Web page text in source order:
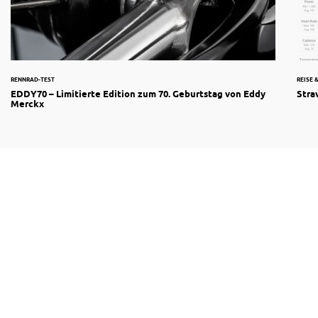
RENNRAD-TEST
EDDY70 – Limitierte Edition zum 70. Geburtstag von Eddy
Merckx
REISE